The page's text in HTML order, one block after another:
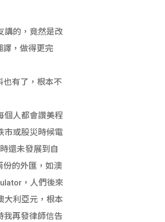
講的，竟然是改
，做得更完
也有了，根本不
個人都會讚美程
市或股災時候電
還未發展到自
份的外匯，如澳
，人們後來
大利亞元，根本
我再發律師信告